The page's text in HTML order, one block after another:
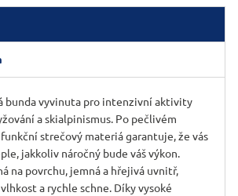
bunda vyvinuta pro intenzivní aktivity
a skialpinismus. Po pečlivém
strečový materiá garantuje, že vás
jakkoliv náročný bude váš výkon.
na povrchu, jemná a hřejivá uvnitř,
a rychle schne. Díky vysoké